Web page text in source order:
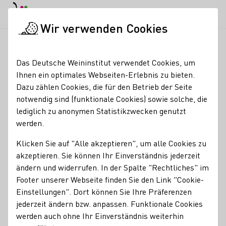
VDP.Weingut Kaufmann
Mitgliedschaften
Demeter e. V.
Wines Saves Life e.V.
Kontakt
Weingut Hans Lang
65347 Eltville-Hattenheim Rheinallee 6 Rheingau
Deutschland
Wir verwenden Cookies
Das Deutsche Weininstitut verwendet Cookies, um
Ihnen ein optimales Webseiten-Erlebnis zu bieten.
Dazu zählen Cookies, die für den Betrieb der Seite
notwendig sind (funktionale Cookies) sowie solche, die
lediglich zu anonymen Statistikzwecken genutzt
werden.
Klicken Sie auf "Alle akzeptieren", um alle Cookies zu
akzeptieren. Sie können Ihr Einverständnis jederzeit
ändern und widerrufen. In der Spalte "Rechtliches" im
Footer unserer Webseite finden Sie den Link "Cookie-
Einstellungen". Dort können Sie Ihre Präferenzen
jederzeit ändern bzw. anpassen. Funktionale Cookies
werden auch ohne Ihr Einverständnis weiterhin